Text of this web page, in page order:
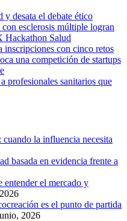
desata el debate ético
esclerosis múltiple logran
Hackathon Salud
con cinco retos
una competición de startups
profesionales sanitarios que
la influencia necesita
basada en evidencia frente a
entender el mercado y
es el punto de partida
2026